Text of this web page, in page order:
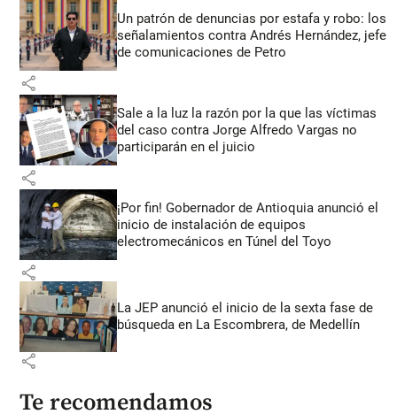
Un patrón de denuncias por estafa y robo: los
señalamientos contra Andrés Hernández, jefe
de comunicaciones de Petro
share
Sale a la luz la razón por la que las víctimas
del caso contra Jorge Alfredo Vargas no
participarán en el juicio
share
¡Por fin! Gobernador de Antioquia anunció el
inicio de instalación de equipos
electromecánicos en Túnel del Toyo
share
La JEP anunció el inicio de la sexta fase de
búsqueda en La Escombrera, de Medellín
share
Te recomendamos